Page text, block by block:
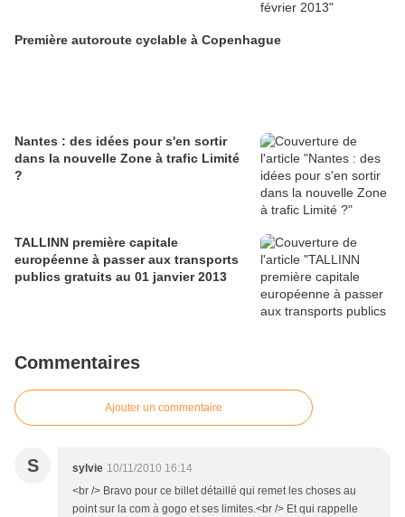
Première autoroute cyclable à Copenhague
Nantes : des idées pour s'en sortir
dans la nouvelle Zone à trafic Limité
?
TALLINN première capitale
européenne à passer aux transports
publics gratuits au 01 janvier 2013
Commentaires
Ajouter un commentaire
S sylvie 10/11/2010 16:14
<br /> Bravo pour ce billet détaillé qui remet les choses au
point sur la com à gogo et ses limites.<br /> Et qui rappelle